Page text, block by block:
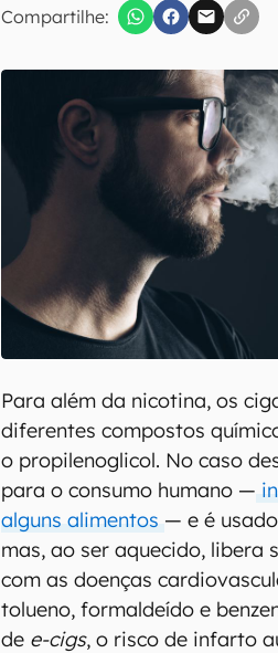
Compartilhe:
Confirmo que li, aceito e
Para além da nicotina, os
diferentes compostos
o propilenoglicol. No caso
para o consumo humano —
alguns alimentos — e é
mas, ao ser aquecido, libera
com as doenças
tolueno, formaldeído e
de e-cigs, o risco de infarto